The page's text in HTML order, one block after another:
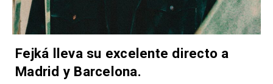
Fejká lleva su excelente directo a
Madrid y Barcelona.